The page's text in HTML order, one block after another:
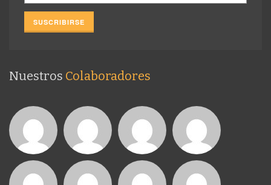
Nuestros Colaboradores